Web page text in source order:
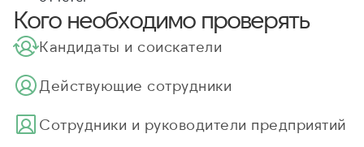
Кого необходимо проверять
Кандидаты и соискатели
Действующие сотрудники
Cотрудники и руководители предприятий